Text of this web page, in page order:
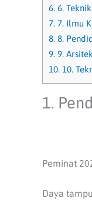
6. 6.
7. 7. Ilmu
8. 8.
9. 9.
10. 10.
1.
Peminat
Daya